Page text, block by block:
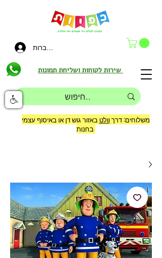
להתחברות
משלוחים: דרךוולט באזור גוש דן או באיסוף עצמי
בחנות